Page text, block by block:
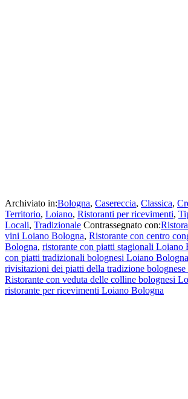
Archiviato in:Bologna, Casereccia, Classica,
Territorio, Loiano, Ristoranti per ricevimenti,
Locali, Tradizionale Contrassegnato con:
vini Loiano Bologna, Ristorante con centro
Bologna, ristorante con piatti stagionali Loiano
con piatti tradizionali bolognesi Loiano Bologna
rivisitazioni dei piatti della tradizione
Ristorante con veduta delle colline bolognesi
ristorante per ricevimenti Loiano Bologna